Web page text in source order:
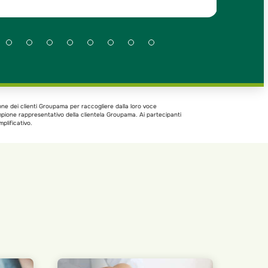
dei clienti Groupama per raccogliere dalla loro voce
rappresentativo della clientela Groupama. Ai partecipanti